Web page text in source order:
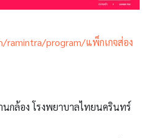
program/แพ็กเกจส่อง
กล้อง โรงพยาบาลไทยนครินทร์